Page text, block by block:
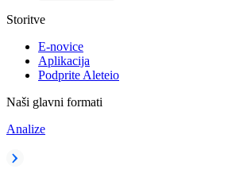
Storitve
E-novice
Aplikacija
Podprite Aleteio
Naši glavni formati
Analize